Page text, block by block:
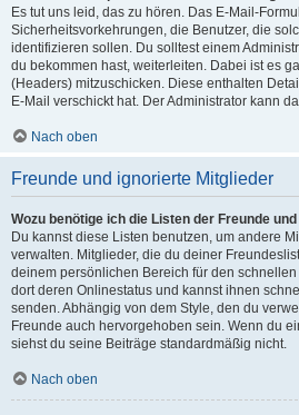
Es tut uns leid, das zu hören. Das E-Mail-
Sicherheitsvorkehrungen, die Benutzer, die
identifizieren sollen. Du solltest einem
du bekommen hast, weiterleiten. Dabei ist es
(Headers) mitzuschicken. Diese enthalten
E-Mail verschickt hat. Der Administrator kann
Nach oben
Freunde und ignorierte Mitglieder
Wozu benötige ich die Listen der Freunde
Du kannst diese Listen benutzen, um andere
verwalten. Mitglieder, die du deiner
deinem persönlichen Bereich für den
dort deren Onlinestatus und kannst ihnen
senden. Abhängig von dem Style, den du
Freunde auch hervorgehoben sein. Wenn du
siehst du seine Beiträge standardmäßig nicht.
Nach oben